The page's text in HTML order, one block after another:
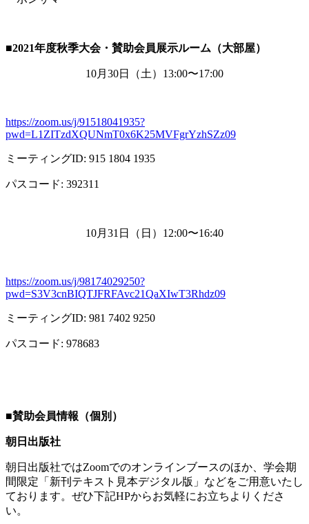
■2021年度秋季大会・賛助会員展示ルーム（大部屋）
10月 30日（土） 13:00〜17:00
https://zoom.us/j/91518041935?
pwd=L1ZITzdXQUNmT0x6K25MVFgrYzhSZz09
ミーティングID: 915 1804 1935
パスコード: 392311
10月 31 日（日） 12:00〜16:40
https://zoom.us/j/98174029250?
pwd=S3V3cnBIQTJFRFAvc21QaXIwT3Rhdz09
ミーティングID: 981 7402 9250
パスコード: 978683
■賛助会員情報（個別）
朝日出版社
朝日出版社ではZoomでのオンラインブースのほか、学会期
間限定「新刊テキスト見本デジタル版」などをご用意いたし
ております。ぜひ下記HPからお気軽にお立ちよりくださ
い。